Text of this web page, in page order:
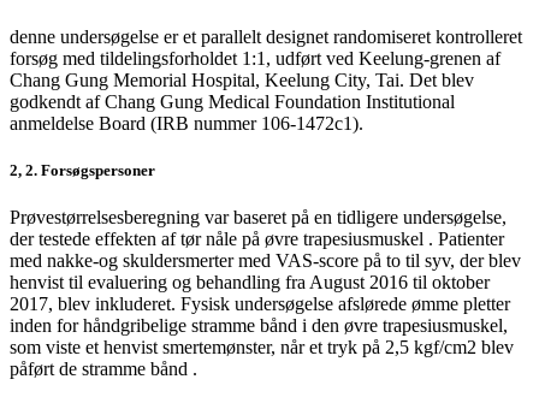
denne undersøgelse er et parallelt designet randomiseret kontrolleret
forsøg med tildelingsforholdet 1:1, udført ved Keelung-grenen af
Chang Gung Memorial Hospital, Keelung City, Tai. Det blev
godkendt af Chang Gung Medical Foundation Institutional
anmeldelse Board (IRB nummer 106-1472c1).
2, 2. Forsøgspersoner
Prøvestørrelsesberegning var baseret på en tidligere undersøgelse,
der testede effekten af tør nåle på øvre trapesiusmuskel . Patienter
med nakke-og skuldersmerter med VAS-score på to til syv, der blev
henvist til evaluering og behandling fra August 2016 til oktober
2017, blev inkluderet. Fysisk undersøgelse afslørede ømme pletter
inden for håndgribelige stramme bånd i den øvre trapesiusmuskel,
som viste et henvist smertemønster, når et tryk på 2,5 kgf/cm2 blev
påført de stramme bånd .